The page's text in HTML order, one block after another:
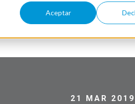
Aceptar
21 MAR